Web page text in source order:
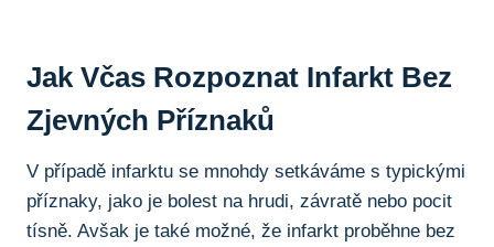
Jak Včas Rozpoznat Infarkt Bez
Zjevných Příznaků
V případě infarktu se mnohdy setkáváme s typickými
příznaky,‌ jako je bolest na hrudi, závratě nebo pocit
tísně. Avšak je ⁣také možné, že infarkt proběhne‍ bez